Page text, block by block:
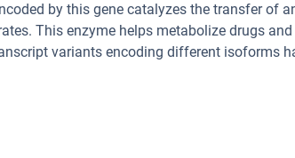
by this gene catalyzes the transfer of
This enzyme helps metabolize drugs
variants encoding different isoforms